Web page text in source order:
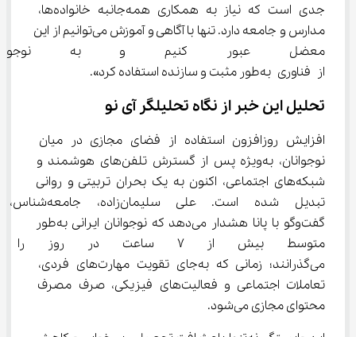
جدی است که نیاز به همکاری همه‌جانبه خانواده‌ها،
مدارس و جامعه دارد. تنها با آگاهی و آموزش می‌توانیم از این
معضل عبور کنیم و به
از فناوری به‌طور مثبت و سازنده استفاده کرد».
تحلیل این خبر از نگاه تحلیلگر آی نو
افزایش روزافزون استفاده از فضای مجازی در میان
نوجوانان، به‌ویژه پس از گسترش تلفن‌های هوشمند و
شبکه‌های اجتماعی، اکنون به یک بحران تربیتی و روانی
تبدیل شده است. علی
گفت‌وگو با پانا هشدار می‌دهد که نوجوانان ایرانی به‌طور
متوسط بیش از ۷ ساعت در
می‌گذرانند؛ زمانی که به‌جای تقویت مهارت‌های فردی،
تعاملات اجتماعی و فعالیت‌های فیزیکی، صرف مصرف
محتوای مجازی می‌شود.